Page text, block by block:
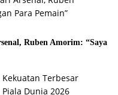
Ruben Amorim: “Saya